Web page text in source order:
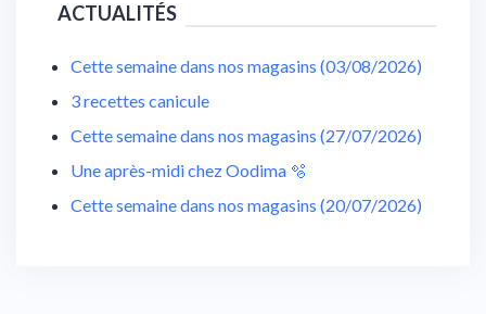
ACTUALITÉS
Cette semaine dans nos magasins (03/08/2026)
3 recettes canicule
Cette semaine dans nos magasins (27/07/2026)
Une après-midi chez Oodima 🫧
Cette semaine dans nos magasins (20/07/2026)